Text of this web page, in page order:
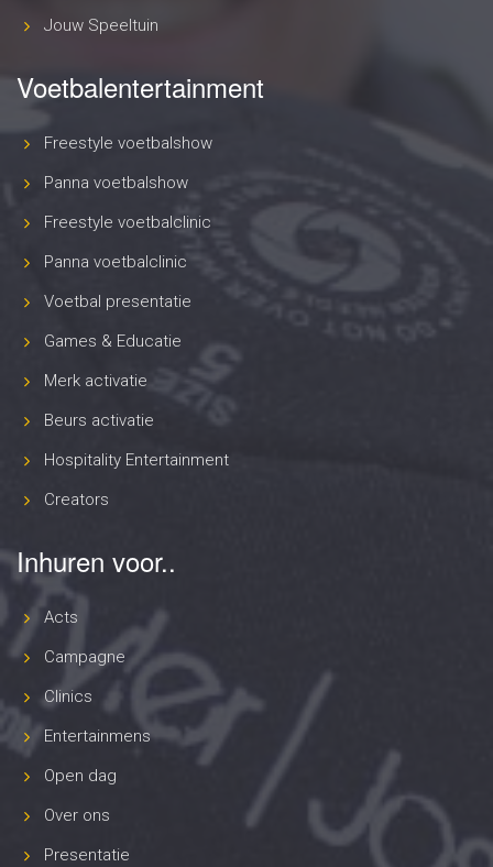
Jouw Speeltuin
Voetbalentertainment
Freestyle voetbalshow
Panna voetbalshow
Freestyle voetbalclinic
Panna voetbalclinic
Voetbal presentatie
Games & Educatie
Merk activatie
Beurs activatie
Hospitality Entertainment
Creators
Inhuren voor..
Acts
Campagne
Clinics
Entertainmens
Open dag
Over ons
Presentatie